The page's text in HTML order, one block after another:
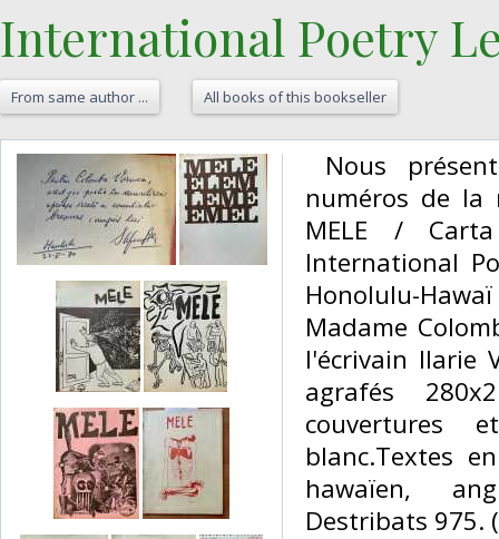
International Poetry
From same author ... All books of this bookseller
Nous
numéros de la
MELE /
International
Honolulu-
Madame
l'écrivain Ilarie
agrafés
blanc.Textes
hawaïen,
Destribats 975.